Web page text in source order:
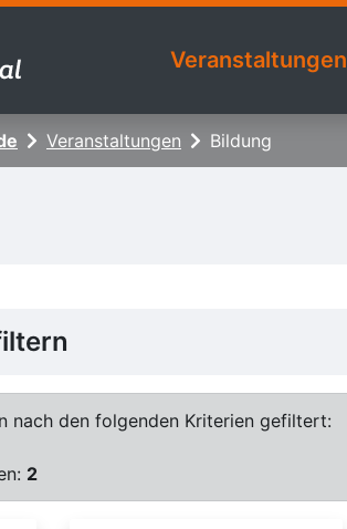
Veranstaltungen
Veranstaltungen Bildung
nach den folgenden Kriterien gefiltert:
2